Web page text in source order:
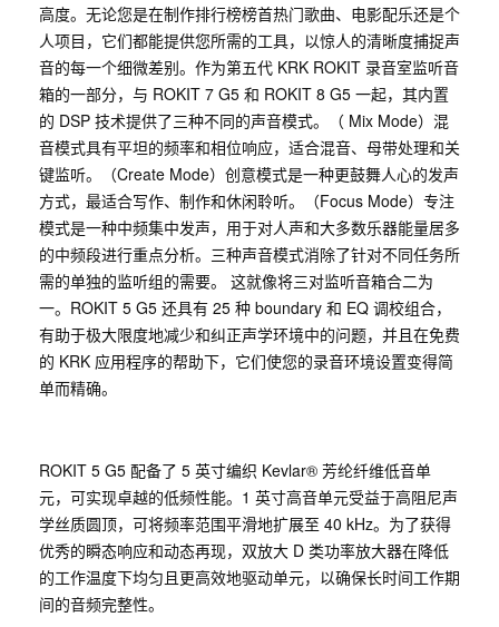
高度。无论您是在制作排行榜榜首热门歌曲、电影配乐还是个
人项目，它们都能提供您所需的工具，以惊人的清晰度捕捉声
音的每一个细微差别。作为第五代 KRK ROKIT 录音室监听音
箱的一部分，与 ROKIT 7 G5 和 ROKIT 8 G5 一起，其内置
的 DSP 技术提供了三种不同的声音模式。（ Mix Mode）混
音模式具有平坦的频率和相位响应，适合混音、母带处理和关
键监听。（Create Mode）创意模式是一种更鼓舞人心的发声
方式，最适合写作、制作和休闲聆听。（Focus Mode）专注
模式是一种中频集中发声，用于对人声和大多数乐器能量居多
的中频段进行重点分析。三种声音模式消除了针对不同任务所
需的单独的监听组的需要。 这就像将三对监听音箱合二为
一。ROKIT 5 G5 还具有 25 种 boundary 和 EQ 调校组合，
有助于极大限度地减少和纠正声学环境中的问题，并且在免费
的 KRK 应用程序的帮助下，它们使您的录音环境设置变得简
单而精确。
ROKIT 5 G5 配备了 5 英寸编织 Kevlar® 芳纶纤维低音单
元，可实现卓越的低频性能。1 英寸高音单元受益于高阻尼声
学丝质圆顶，可将频率范围平滑地扩展至 40 kHz。为了获得
优秀的瞬态响应和动态再现，双放大 D 类功率放大器在降低
的工作温度下均匀且更高效地驱动单元，以确保长时间工作期
间的音频完整性。